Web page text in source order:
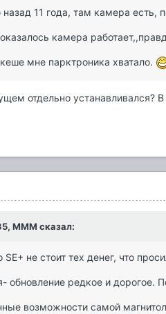
11 года, там камера есть,
камера
мне парктроника хватало.
отдельно устанавливался?
MMM сказал:
не стоит тех денег, что
обновление редкое и дорогое.
возможности самой